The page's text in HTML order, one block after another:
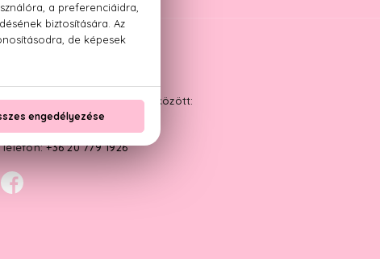
Munkanapokon 9:00 és 17:00 között:
E-mail: info@parfumplaza.hu
Telefon: +36 20 779 1926